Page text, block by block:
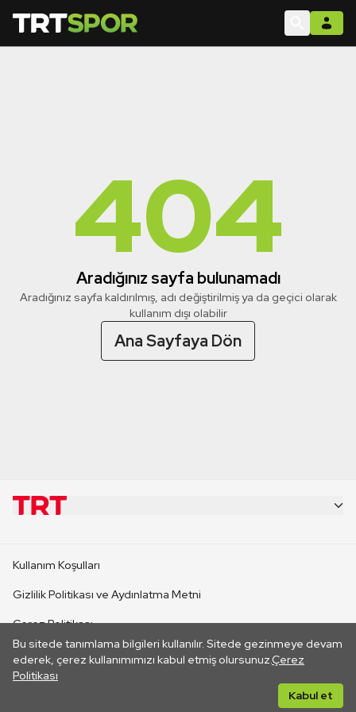
404
Aradığınız sayfa bulunamadı
Aradığınız sayfa kaldırılmış, adı değiştirilmiş ya da geçici olarak
kullanım dışı olabilir
Ana Sayfaya Dön
Bu sitede tanımlama bilgileri kullanılır. Sitede gezinmeye devam
ederek, çerez kullanımımızı kabul etmiş olursunuz.Çerez
Politikası
Kabul et
CANLI YAYINLAR
Kullanım Koşulları
Gizlilik Politikası ve Aydınlatma Metni
Çerez Politikası
İletişim
Her hakkı saklıdır. ©2026 TRT. Bağlantı yoluyla gidilen dış